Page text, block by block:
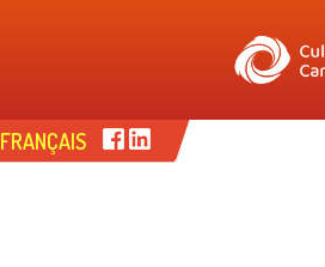
FRANÇAIS